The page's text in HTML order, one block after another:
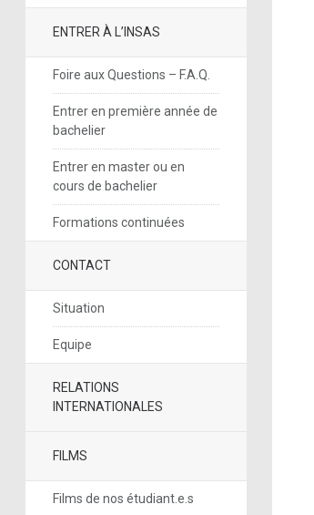
ENTRER À L’INSAS
Foire aux Questions – F.A.Q.
Entrer en première année de
bachelier
Entrer en master ou en
cours de bachelier
Formations continuées
CONTACT
Situation
Equipe
RELATIONS
INTERNATIONALES
FILMS
Films de nos étudiant.e.s